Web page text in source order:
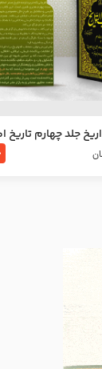
جلد چهارم تاریخ
و امام محمد باقر